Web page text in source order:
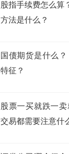
股指手续费怎么算
方法是什么？
国债期货是什么
特征？
股票一买就跌一
交易都需要注意什